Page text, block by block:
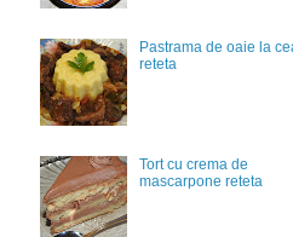
Pastrama de oaie la
reteta
Tort cu crema de
mascarpone reteta